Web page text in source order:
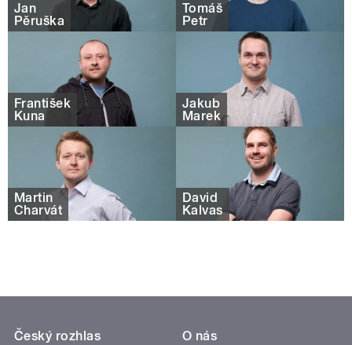
Jan
Pěruška
Tomáš
Petr
František
Kuna
Jakub
Marek
Martin
Charvát
David
Kalvas
Český rozhlas
O nás